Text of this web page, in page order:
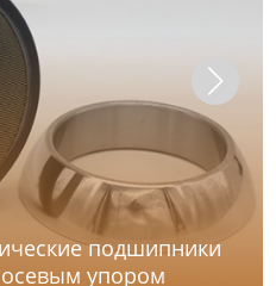
подшипники
упором